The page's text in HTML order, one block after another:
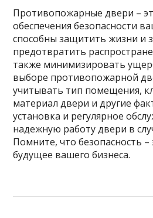
Противопожарные двери –
обеспечения безопасности
способны защитить жизни и
предотвратить
также минимизировать
выборе противопожарной
учитывать тип помещения,
материал двери и другие
установка и регулярное
надежную работу двери в
Помните, что безопасность –
будущее вашего бизнеса.